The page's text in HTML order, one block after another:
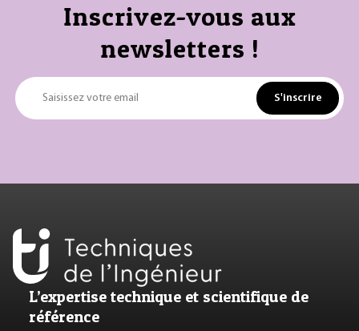
Inscrivez-vous aux
newsletters !
Saisissez votre email S'inscrire
L’expertise technique et scientifique de
référence